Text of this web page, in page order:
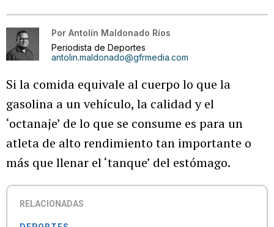
Por Antolín Maldonado Ríos
Periodista de Deportes
antolin.maldonado@gfrmedia.com
Si la comida equivale al cuerpo lo que la
gasolina a un vehículo, la calidad y el
‘octanaje’ de lo que se consume es para un
atleta de alto rendimiento tan importante o
más que llenar el ‘tanque’ del estómago.
RELACIONADAS